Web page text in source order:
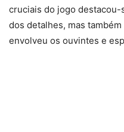
cruciais do jogo destacou-
dos detalhes, mas
envolveu os ouvintes e